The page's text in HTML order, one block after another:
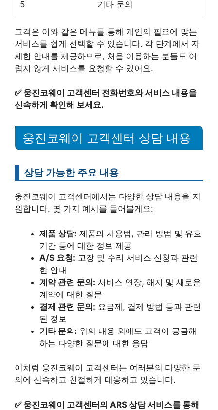
5 기타 문의
고객은 이와 같은 메뉴를 통해 개인의 필요에 맞는
서비스를 쉽게 선택할 수 있습니다. 각 단계에서 자
세한 안내를 제공하므로, 처음 이용하는 분들도 어
렵지 않게 서비스를 요청할 수 있어요.
✅ 웅진코웨이 고객센터 전화번호와 서비스 내용을
신속하게 확인해 보세요.
웅진코웨이 고객센터 상담 내용
상담 가능한 주요 내용
웅진코웨이 고객센터에서는 다양한 상담 내용을 지
원합니다. 몇 가지 예시를 들어볼게요:
제품 상담: 제품의 사용법, 관리 방법 및 유효
기간 등에 대한 정보 제공
A/S 요청: 고장 및 수리 서비스 신청과 관련
한 안내
계약 관련 문의: 서비스 연장, 해지 및 새로운
계약에 대한 질문
결제 관련 문의: 요금제, 결제 방법 등과 관련
된 정보
기타 문의: 위의 내용 외에도 고객이 궁금해
하는 다양한 질문에 대한 응답
이처럼 웅진코웨이 고객센터는 여러분의 다양한 문
의에 신속하고 친절하게 대응하고 있습니다.
✅ 웅진코웨이 고객센터의 ARS 상담 서비스를 통해